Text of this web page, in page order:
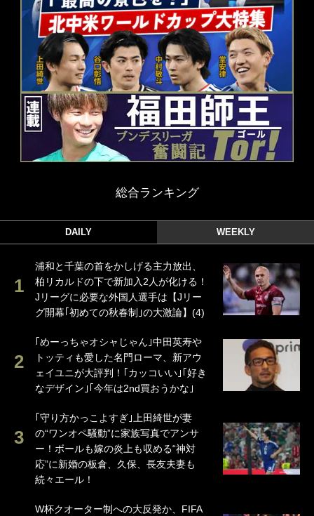
総合ランキング
DAILY WEEKLY
浦和と千葉の首をかしげる主力放出、
柏リカルドの下で新加入2人が化ける！
Jリーグに必要な外国人選手は【Jリー
グ開幕｢初めての秋春制｣の大激論】(4)
｢めーっちゃオシャじゃん｣中田英寿や
トッティも愛した名門ローマ、新アウ
ェイユニが大評判！｢カッコいい｣｢好き
なデザイン｣｢今年は2nd買おうかな｣
｢守り方かっこよすぎ｣上田綺世が妻
の“ワンオペ騒動”に家族写真でアンサ
ー！ボールも嫁の炎上も収める“神対
応”に新婚の板倉、久保、長友夫妻も
続々エール！
W杯クオーター制への大反発か、FIFA